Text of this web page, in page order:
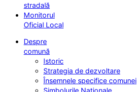
stradală
Monitorul
Oficial Local
Despre
comună
Istoric
Strategia de dezvoltare
Însemnele specifice comunei
Simbolurile Naționale